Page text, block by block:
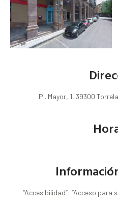
Pl. Mayor, 1, 39300
“Accesibilidad”: “Acceso para